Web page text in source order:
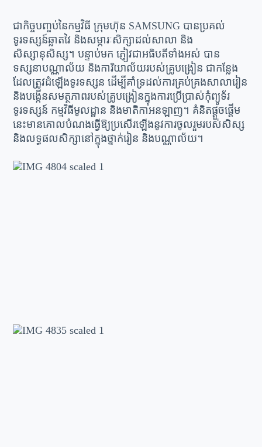
ជាកិច្ចបញ្ចប់នៃកម្មវិធី ក្រុមហ៊ុន SAMSUNG បានប្រគល់
ទូរទស្សន៍ឆ្លាតវៃ និងសម្ភារៈសិក្សាដល់សាលា និង
សិស្សានុសិស្ស។ បន្ទាប់មក ភ្ញៀវជាអធិបតីទាំងអស់ បាន
ទស្សនាបណ្ណាល័យ និងការិយាល័យរបស់គ្រូបង្រៀន ជាកន្លែង
ដែលត្រូវដំឡើងទូរទស្សន ដើម្បីគាំទ្រដល់ការគ្រប់គ្រងសាលារៀន
និងបង្កើនសមត្ថភាពរបស់គ្រូបង្រៀនក្នុងការប្រើប្រាស់កុំព្យូទ័រ
ទូរទស្សន៍ កម្មវិធីមូលដ្ឋាន និងមាតិកាអនឡាញ។ គំនិតផ្តួចផ្តើម
នេះមានគោលបំណងធ្វើឱ្យប្រសើរឡើងនូវការចូលរួមរបស់សិស្ស
និងលទ្ធផលសិក្សានៅក្នុងថ្នាក់រៀន និងបណ្ណាល័យ។